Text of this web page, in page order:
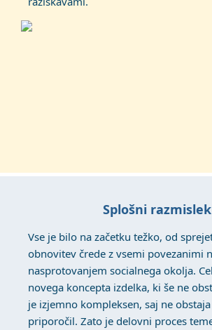
Splošni
Vse je bilo na začetku težko, od
obnovitev črede z vsemi povezanimi
nasprotovanjem socialnega okolja.
novega koncepta izdelka, ki še ne
je izjemno kompleksen, saj ne
priporočil. Zato je delovni proces